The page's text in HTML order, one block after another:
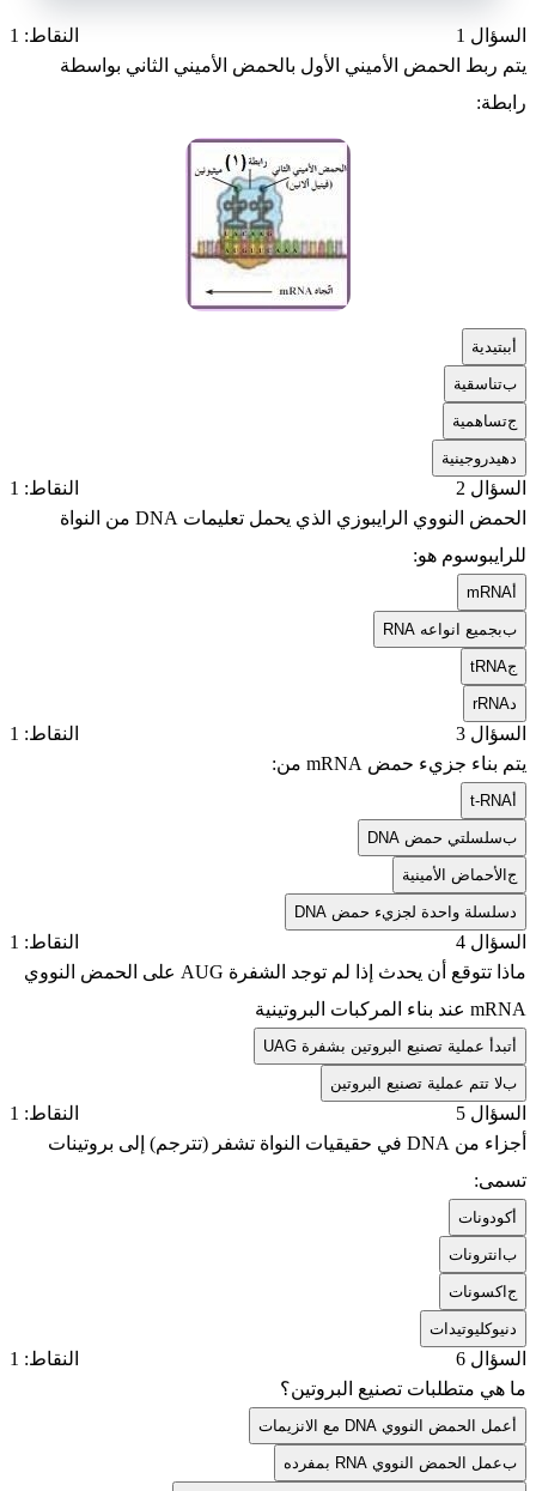
السؤال 1
النقاط: 1
يتم ربط الحمض الأميني الأول بالحمض الأميني الثاني بواسطة
رابطة:
ببتيدية
بتناسقية
جتساهمية
هيدروجينية
السؤال 2
النقاط: 1
الحمض النووي الرايبوزي الذي يحمل تعليمات DNA من النواة
للرايبوسوم هو:
mRNA
بRNA بجميع انواعه
جtRNA
rRNA
السؤال 3
النقاط: 1
يتم بناء جزيء حمض mRNA من:
t-RNA
بسلسلتي حمض DNA
جالأحماض الأمينية
سلسلة واحدة لجزيء حمض DNA
السؤال 4
النقاط: 1
ماذا تتوقع أن يحدث إذا لم توجد الشفرة AUG على الحمض النووي
mRNA عند بناء المركبات البروتينية
تبدأ عملية تصنيع البروتين بشفرة UAG
بلا تتم عملية تصنيع البروتين
السؤال 5
النقاط: 1
أجزاء من DNA في حقيقيات النواة تشفر (تترجم) إلى بروتينات
تسمى:
كودونات
بانترونات
جاكسونات
نيوكليوتيدات
السؤال 6
النقاط: 1
ما هي متطلبات تصنيع البروتين؟
عمل الحمض النووي DNA مع الانزيمات
بعمل الحمض النووي RNA بمفرده